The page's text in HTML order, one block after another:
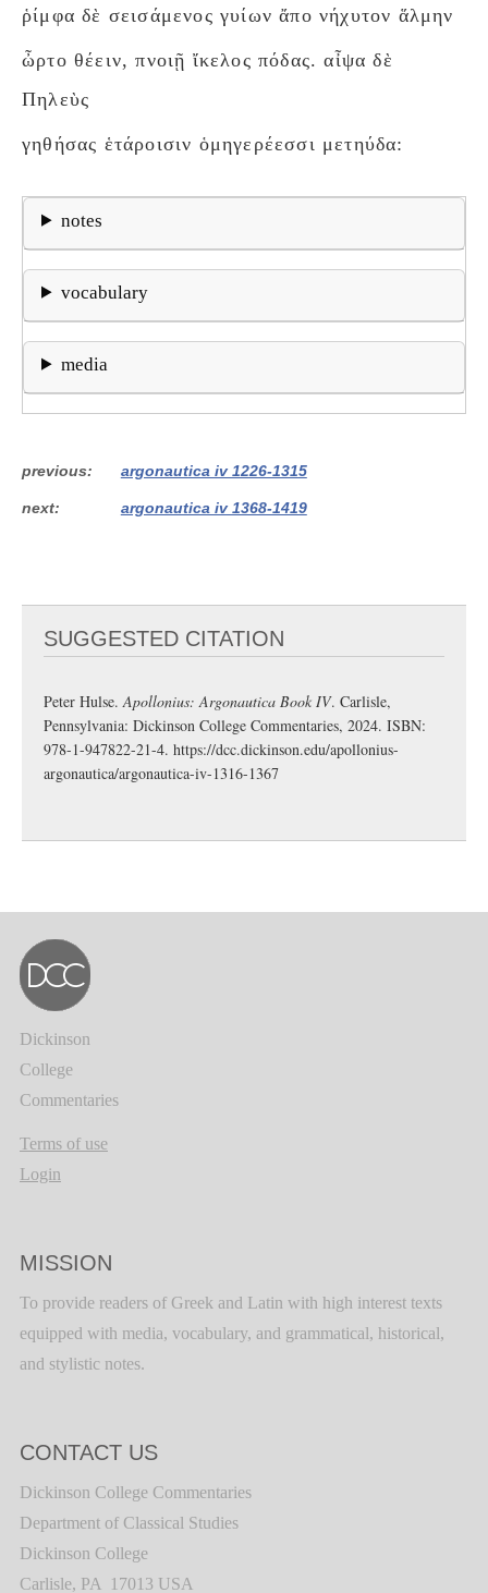
ῥίμφα δὲ σεισάμενος γυίων ἄπο νήχυτον ἅλμην
ὦρτο θέειν, πνοιῇ ἴκελος πόδας. αἶψα δὲ
Πηλεὺς
γηθήσας ἑτάροισιν ὁμηγερέεσσι μετηύδα:
notes
vocabulary
media
previous argonautica iv 1226-1315
next argonautica iv 1368-1419
SUGGESTED CITATION
Peter Hulse. Apollonius: Argonautica Book IV. Carlisle,
Pennsylvania: Dickinson College Commentaries, 2024. ISBN:
978-1-947822-21-4. https://dcc.dickinson.edu/apollonius-
argonautica/argonautica-iv-1316-1367
Dickinson
College
Commentaries
Terms of use
Login
MISSION
To provide readers of Greek and Latin with high interest texts
equipped with media, vocabulary, and grammatical, historical,
and stylistic notes.
CONTACT US
Dickinson College Commentaries
Department of Classical Studies
Dickinson College
Carlisle, PA 17013 USA